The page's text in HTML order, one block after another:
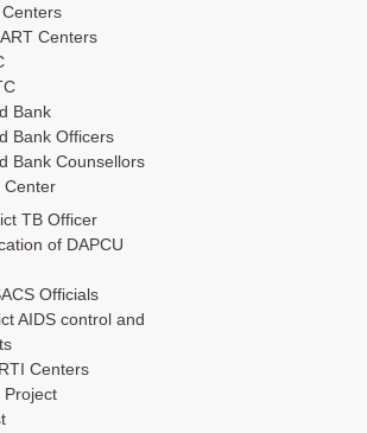
Centers
Bank
Bank Officers
Bank Counsellors
TB Officer
of DAPCU
Officials
AIDS control and
Centers